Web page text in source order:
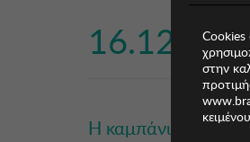
16.12€
Η καμπάνια έχει
Cookies
στην